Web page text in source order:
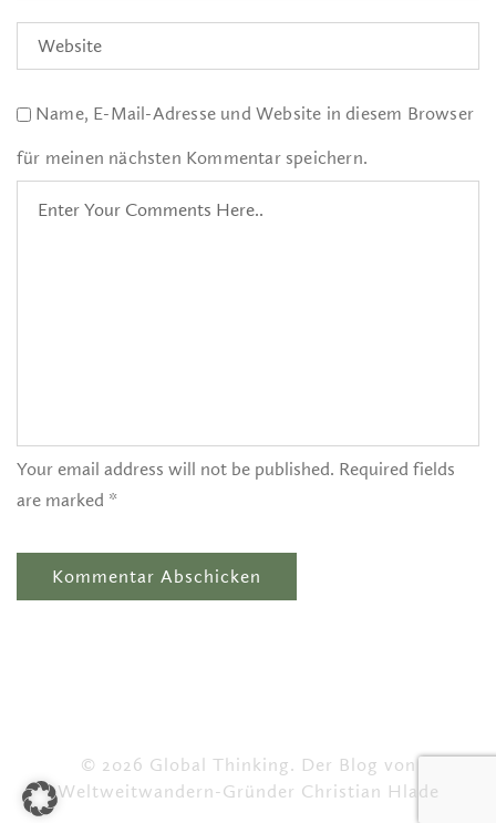
Name, E-Mail-Adresse und Website in diesem Browser
für meinen nächsten Kommentar speichern.
Your email address will not be published. Required fields
are marked *
© 2026 Global Thinking. Der Blog von
Weltweitwandern-Gründer Christian Hlade